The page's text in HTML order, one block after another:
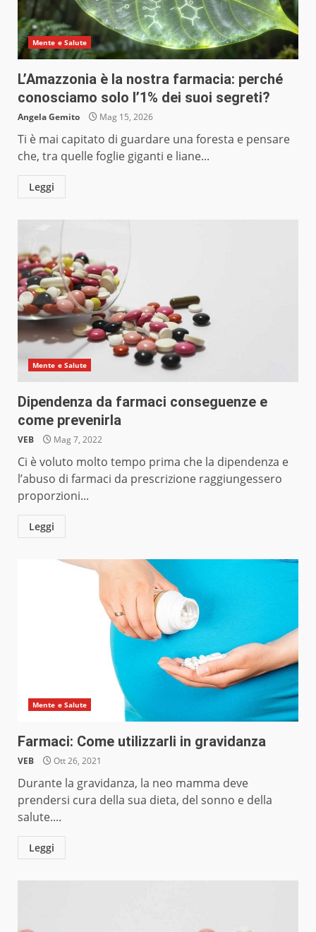
Mente e Salute
L’Amazzonia è la nostra farmacia: perché
conosciamo solo l’1% dei suoi segreti?
Angela Gemito Mag 15, 2026
Ti è mai capitato di guardare una foresta e pensare
che, tra quelle foglie giganti e liane...
Leggi
Mente e Salute
Dipendenza da farmaci conseguenze e
come prevenirla
VEB Mag 7, 2022
Ci è voluto molto tempo prima che la dipendenza e
l’abuso di farmaci da prescrizione raggiungessero
proporzioni...
Leggi
Mente e Salute
Farmaci: Come utilizzarli in gravidanza
VEB Ott 26, 2021
Durante la gravidanza, la neo mamma deve
prendersi cura della sua dieta, del sonno e della
salute....
Leggi